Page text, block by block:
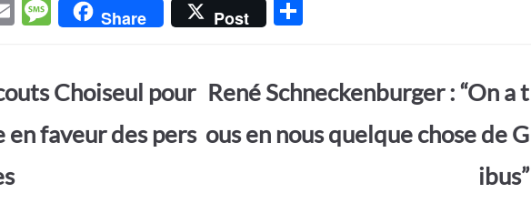
E
M
es
g
e
Share Post
g
er
Choiseul pour
en faveur des pers
René Schneckenburger : “On a t
ous en nous quelque chose de G
ibus”